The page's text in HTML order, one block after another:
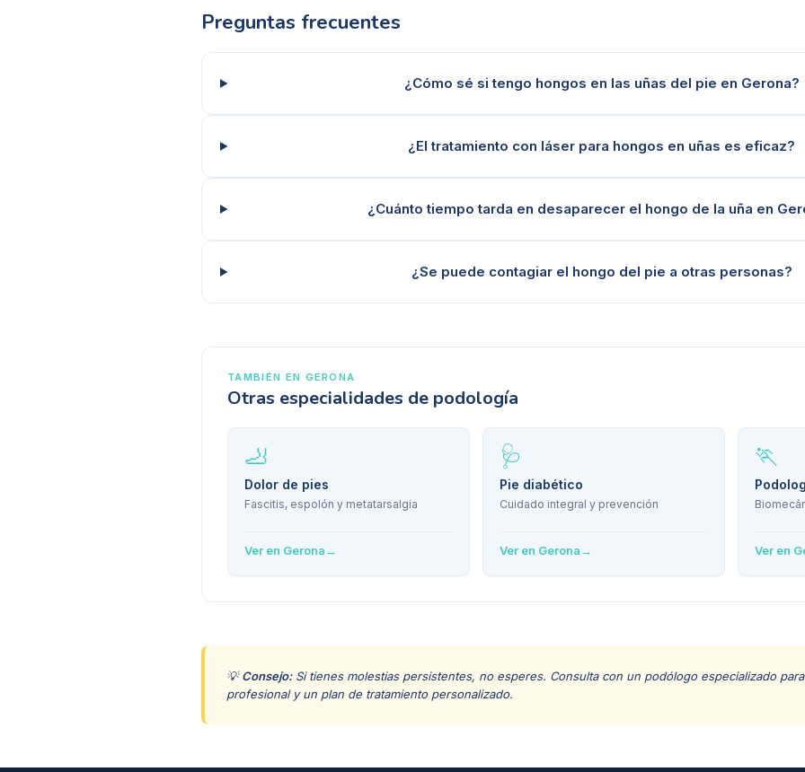
Preguntas frecuentes
¿Cómo sé si tengo hongos en las uñas del pie en Gerona?
¿El tratamiento con láser para hongos en uñas es eficaz?
¿Cuánto tiempo tarda en desaparecer el hongo de la uña en
¿Se puede contagiar el hongo del pie a otras personas?
TAMBIÉN EN GERONA
Otras especialidades de podología
🦶
Dolor de pies
Fascitis, espolón y metatarsalgia
Ver en Gerona→
🩺
Pie diabético
Cuidado integral y prevención
Ver en Gerona→
🏃
Ver en
💡Consejo:Si tienes molestias persistentes, no esperes. Consulta con un podólogo especializado
profesional y un plan de tratamiento personalizado.